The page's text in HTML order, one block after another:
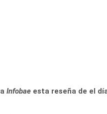
Infobae esta reseña de el